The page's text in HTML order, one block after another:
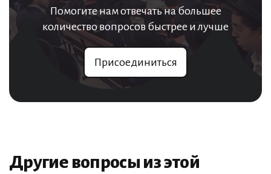
Помогите нам отвечать на большее
количество вопросов быстрее и лучше
Присоединиться
Другие вопросы из этой